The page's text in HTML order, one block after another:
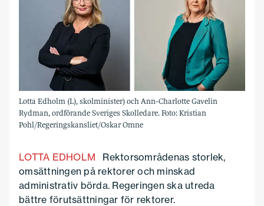
Lotta Edholm (L), skolminister) och Ann-Charlotte Gavelin
Rydman, ordförande Sveriges Skolledare. Foto: Kristian
Pohl/Regeringskansliet/Oskar Omne
LOTTA EDHOLM
Rektorsområdenas storlek,
omsättningen på rektorer och minskad
administrativ börda. Regeringen ska utreda
bättre förutsättningar för rektorer.